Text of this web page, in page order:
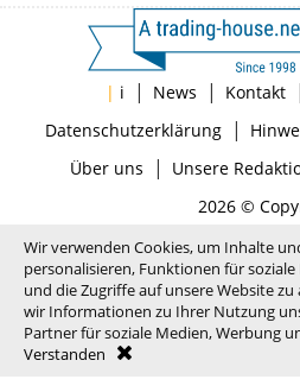
| i | News | Kontakt |
Datenschutzerklärung|
Über uns | Unsere
2026 ©
Wir verwenden Cookies, um Inhalte
personalisieren, Funktionen für
und die Zugriffe auf unsere Website
wir Informationen zu Ihrer Nutzung
Partner für soziale Medien, Werbung
Verstanden